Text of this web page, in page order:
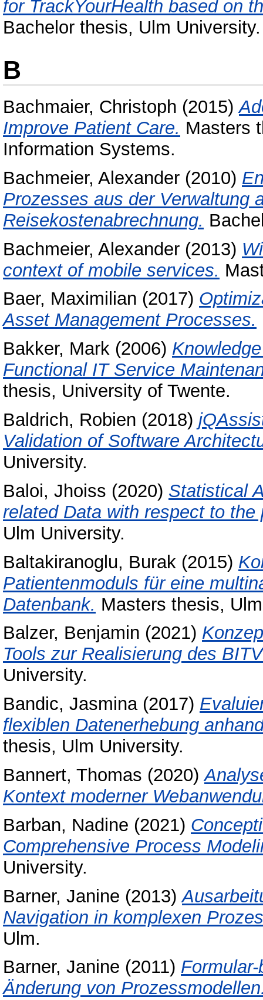
for TrackYourHealth based on
Bachelor thesis, Ulm University.
B
Bachmaier, Christoph (2015)
Improve Patient Care. Masters
Information Systems.
Bachmeier, Alexander (2010)
Prozesses aus der Verwaltung
Reisekostenabrechnung.
Bachmeier, Alexander (2013)
context of mobile services.
Baer, Maximilian (2017)
Asset Management Processes.
Bakker, Mark (2006)
Functional IT Service
thesis, University of Twente.
Baldrich, Robien (2018)
Validation of Software
University.
Baloi, Jhoiss (2020) Statistical
related Data with respect to
Ulm University.
Baltakiranoglu, Burak (2015)
Patientenmoduls für eine
Datenbank. Masters thesis,
Balzer, Benjamin (2021)
Tools zur Realisierung des
University.
Bandic, Jasmina(2017)
flexiblen Datenerhebung
thesis, Ulm University.
Bannert, Thomas (2020)
Kontext moderner
Barban, Nadine (2021)
Comprehensive Process
University.
Barner, Janine (2013)
Navigation in komplexen
Ulm.
Barner, Janine (2011)
Änderung von